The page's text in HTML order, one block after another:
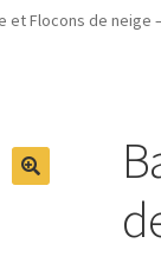
et Flocons de neige